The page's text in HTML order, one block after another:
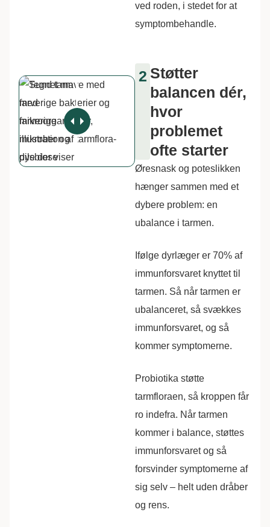
ved roden, i stedet for at
symptombehandle.
2 Støtter
balancen dér,
hvor
problemet
ofte starter
Øresnask og poteslikken
hænger sammen med et
dybere problem: en
ubalance i tarmen.
Ifølge dyrlæger er 70% af
immunforsvaret knyttet til
tarmen. Så når tarmen er
ubalanceret, så svækkes
immunforsvaret, og så
kommer symptomerne.
Probiotika støtte
tarmfloraen, så kroppen får
ro indefra. Når tarmen
kommer i balance, støttes
immunforsvaret og så
forsvinder symptomerne af
sig selv – helt uden dråber
og rens.